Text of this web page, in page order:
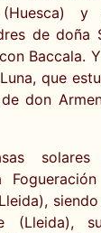
y
de doña
Baccala.
que
don
solares
(Lleida),